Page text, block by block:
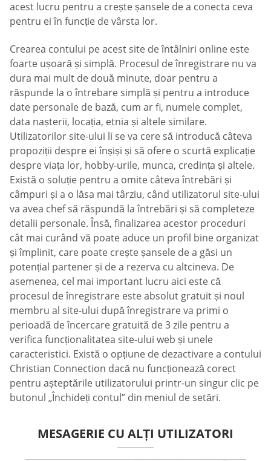
acest lucru pentru a crește șansele de a conecta ceva
pentru ei în funcție de vârsta lor.
Crearea contului pe acest site de întâlniri online este
foarte ușoară și simplă. Procesul de înregistrare nu va
dura mai mult de două minute, doar pentru a
răspunde la o întrebare simplă și pentru a introduce
date personale de bază, cum ar fi, numele complet,
data nașterii, locația, etnia și altele similare.
Utilizatorilor site-ului li se va cere să introducă câteva
propoziții despre ei înșiși și să ofere o scurtă explicație
despre viața lor, hobby-urile, munca, credința și altele.
Există o soluție pentru a omite câteva întrebări și
câmpuri și a o lăsa mai târziu, când utilizatorul site-ului
va avea chef să răspundă la întrebări și să completeze
detalii personale. Însă, finalizarea acestor proceduri
cât mai curând vă poate aduce un profil bine organizat
și împlinit, care poate crește șansele de a găsi un
potențial partener și de a rezerva cu altcineva. De
asemenea, cel mai important lucru aici este că
procesul de înregistrare este absolut gratuit și noul
membru al site-ului după înregistrare va primi o
perioadă de încercare gratuită de 3 zile pentru a
verifica funcționalitatea site-ului web și unele
caracteristici. Există o opțiune de dezactivare a contului
Christian Connection dacă nu funcționează corect
pentru așteptările utilizatorului printr-un singur clic pe
butonul „Închideți contul” din meniul de setări.
MESAGERIE CU ALȚI UTILIZATORI